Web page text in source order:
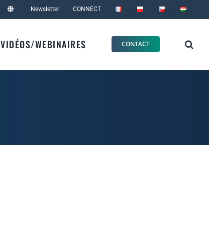
Newsletter CONNECT
VIDÉOS/WEBINAIRES CONTACT